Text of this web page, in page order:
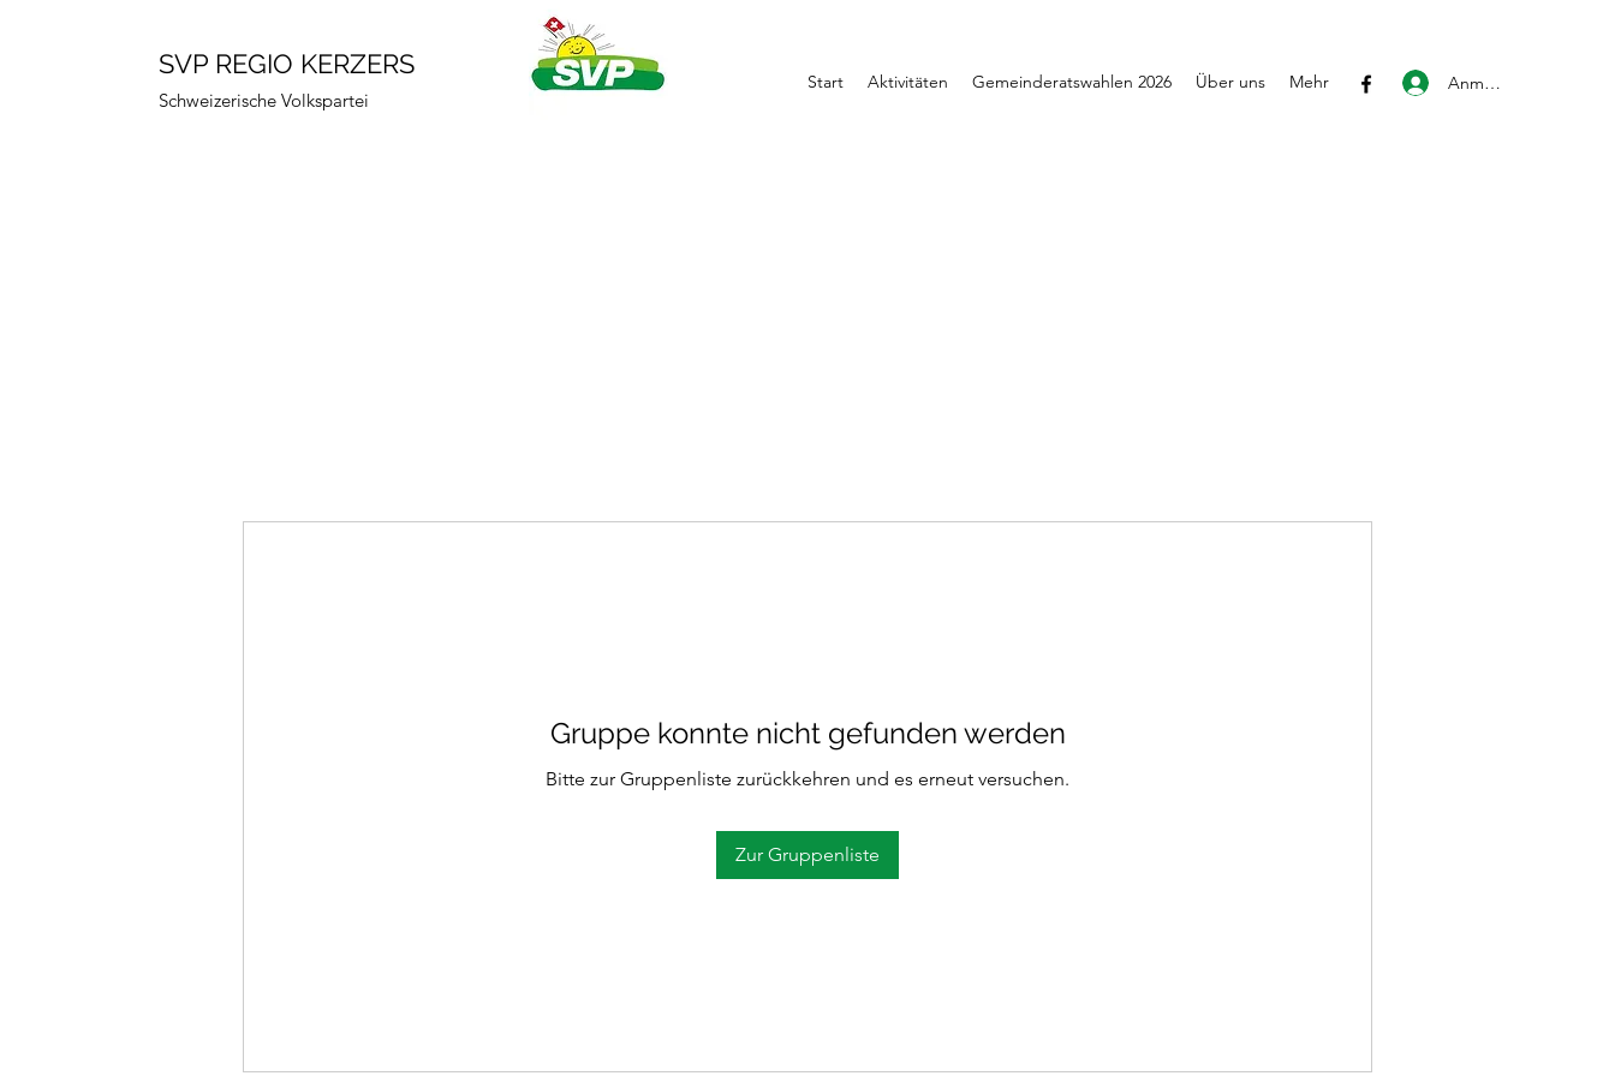
SVP REGIO KERZERS
Schweizerische Volkspartei
Start Aktivitäten Gemeinderatswahlen 2026 Über uns Mehr Anmelden
Gruppe konnte nicht gefunden werden
Bitte zur Gruppenliste zurückkehren und es erneut versuchen.
Zur Gruppenliste